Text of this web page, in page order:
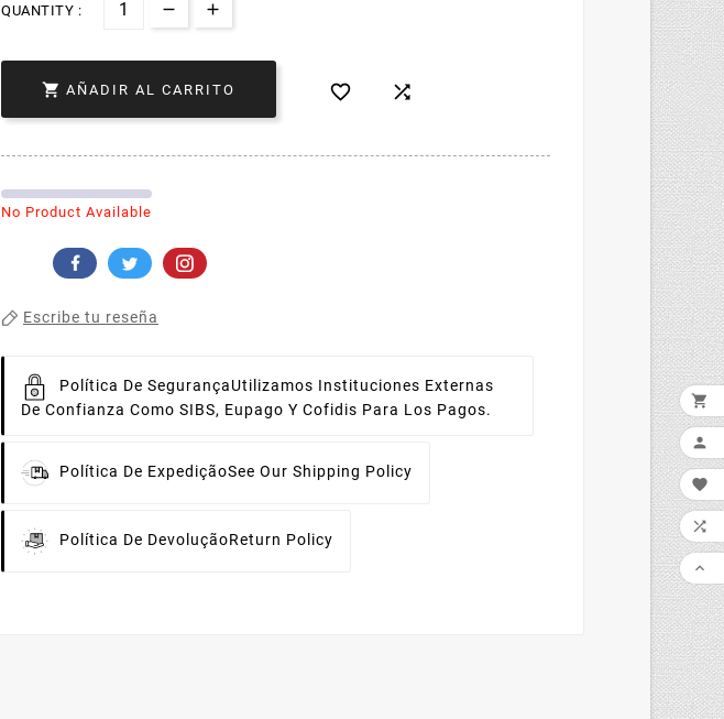
QUANTITY :
 AÑADIR AL CARRITO  
No Product Available
Escribe tu reseña
Política De SegurançaUtilizamos Instituciones Externas
De Confianza Como SIBS, Eupago Y Cofidis Para Los Pagos.
Política De ExpediçãoSee Our Shipping Policy
Política De DevoluçãoReturn Policy




